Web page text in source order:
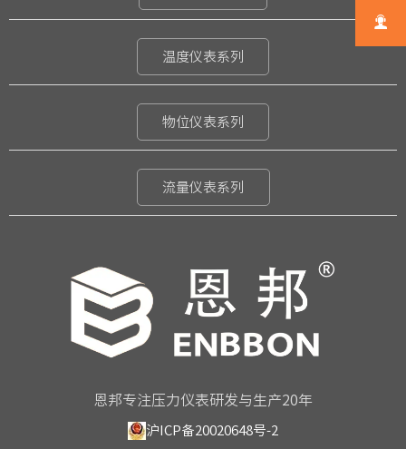
温度仪表系列
物位仪表系列
流量仪表系列
恩邦专注压力仪表研发与生产20年
沪ICP备20020648号-2
